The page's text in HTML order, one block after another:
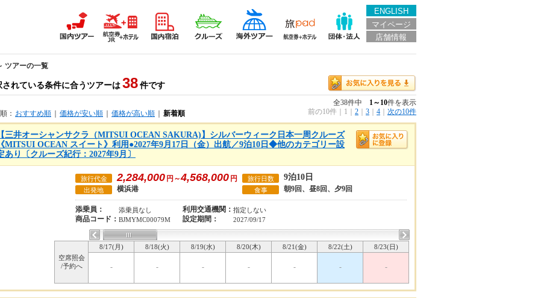
ENGLISH
マイページ
店舗情報
ツアーの一覧
されている条件に合うツアーは 38 件です
： おすすめ順 価格が安い順 価格が高い順 新着順
全38件中 1～10件を表示
前の10件
1 2 3 4 次の10件
【三井オーシャンサクラ（MITSUI OCEAN SAKURA)】シルバーウィーク日本一周クルーズ
《MITSUI OCEAN スイート》利用●2027年9月17日（金）出航／9泊10日◆他のカテゴリー設
あり〔クルーズ紀行：2027年9月〕
旅行代金 2,284,000 円～4,568,000 円 旅行日数 9泊10日
出発地 横浜港 食事 朝9回、昼8回、夕9回
添乗員： 添乗員なし 利用交通機関： 指定しない
商品コード： BJMYMC00079M 設定期間： 2027/09/17
空席照会
/予約へ
8/17(月) 8/18(火) 8/19(水) 8/20(木) 8/21(金) 8/22(土) 8/23(日)
- - - - - - -